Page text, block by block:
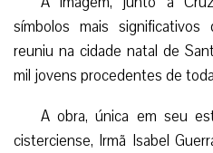
símbolos mais
reuniu na cidade natal de
mil jovens procedentes de
A obra, única em seu
cisterciense, Irmã Isabel